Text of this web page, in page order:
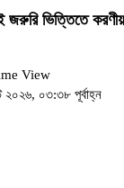
ভিত্তিতে
View
২০২৬, ০৩:৩৮ পূর্বাহ্ন